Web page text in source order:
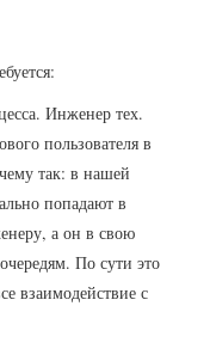
Инженер тех.
пользователя в
так: в нашей
попадают в
а он в свою
По сути это
взаимодействие с